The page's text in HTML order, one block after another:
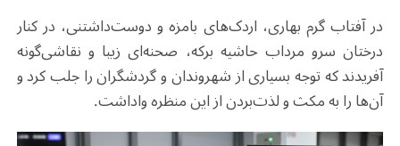
در آفتاب گرم بهاری، اردک‌های بامزه و دوست‌داشتنی، در کنار
درختان سرو مرداب حاشیه برکه، صحنه‌ای زیبا و نقاشی‌گونه
آفریدند که توجه بسیاری از شهروندان و گردشگران را جلب کرد و
آن‌ها را به مکث و لذت‌بردن از این منظره واداشت.